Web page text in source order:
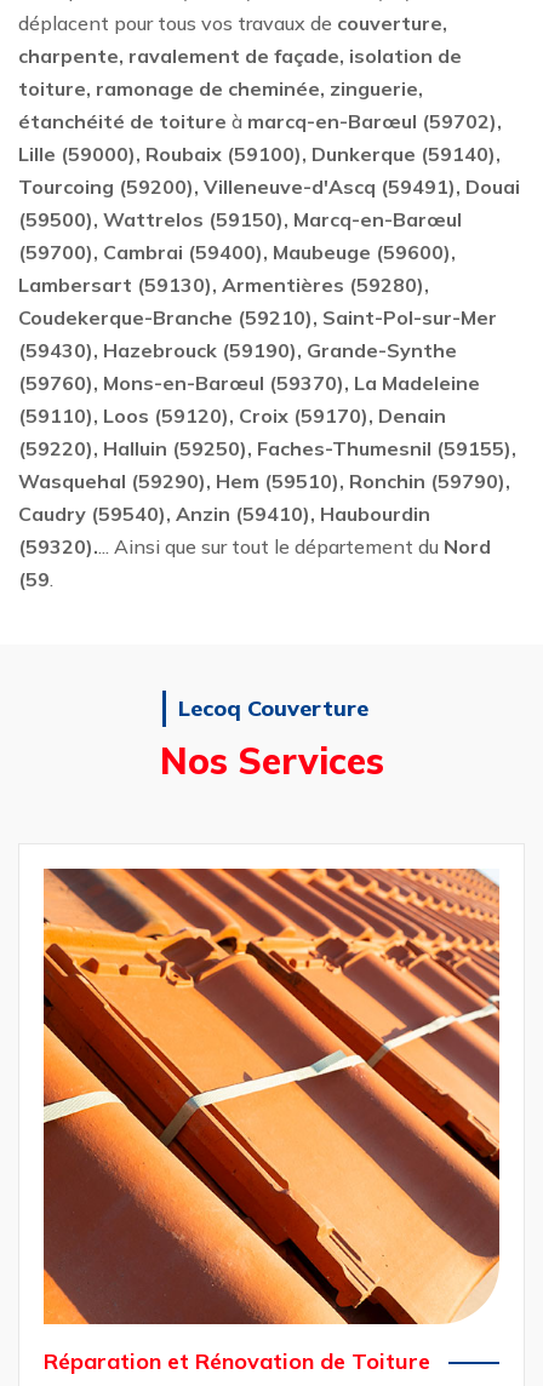
déplacent pour tous vos travaux de couverture,
charpente, ravalement de façade, isolation de
toiture, ramonage de cheminée, zinguerie,
étanchéité de toiture à marcq-en-Barœul (59702),
Lille (59000), Roubaix (59100), Dunkerque (59140),
Tourcoing (59200), Villeneuve-d'Ascq (59491), Douai
(59500), Wattrelos (59150), Marcq-en-Barœul
(59700), Cambrai (59400), Maubeuge (59600),
Lambersart (59130), Armentières (59280),
Coudekerque-Branche (59210), Saint-Pol-sur-Mer
(59430), Hazebrouck (59190), Grande-Synthe
(59760), Mons-en-Barœul (59370), La Madeleine
(59110), Loos (59120), Croix (59170), Denain
(59220), Halluin (59250), Faches-Thumesnil (59155),
Wasquehal (59290), Hem (59510), Ronchin (59790),
Caudry (59540), Anzin (59410), Haubourdin
(59320).... Ainsi que sur tout le département du Nord
(59.
Lecoq Couverture
Nos Services
Réparation et
de Toiture
Réparation et Rénovation de Toiture